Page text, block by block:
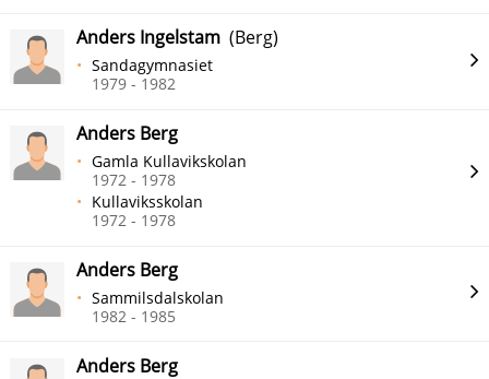
Anders Ingelstam (Berg)
Sandagymnasiet
1979 - 1982
Anders Berg
Gamla Kullavikskolan
1972 - 1978
Kullaviksskolan
1972 - 1978
Anders Berg
Sammilsdalskolan
1982 - 1985
Anders Berg